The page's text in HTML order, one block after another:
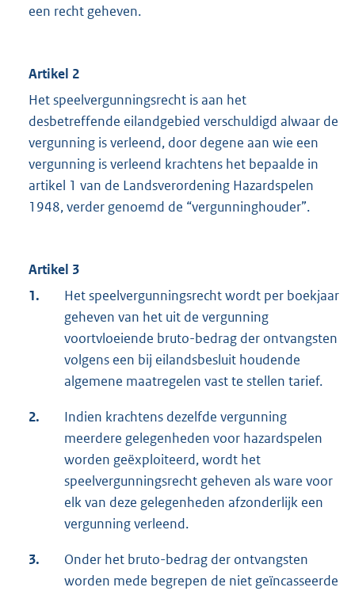
een recht geheven.
Artikel 2
Het speelvergunningsrecht is aan het
desbetreffende eilandgebied verschuldigd alwaar de
vergunning is verleend, door degene aan wie een
vergunning is verleend krachtens het bepaalde in
artikel 1 van de Landsverordening Hazardspelen
1948, verder genoemd de “vergunninghouder”.
Artikel 3
1.
Het speelvergunningsrecht wordt per boekjaar
geheven van het uit de vergunning
voortvloeiende bruto-bedrag der ontvangsten
volgens een bij eilandsbesluit houdende
algemene maatregelen vast te stellen tarief.
2.
Indien krachtens dezelfde vergunning
meerdere gelegenheden voor hazardspelen
worden geëxploiteerd, wordt het
speelvergunningsrecht geheven als ware voor
elk van deze gelegenheden afzonderlijk een
vergunning verleend.
3.
Onder het bruto-bedrag der ontvangsten
worden mede begrepen de niet geïncasseerde